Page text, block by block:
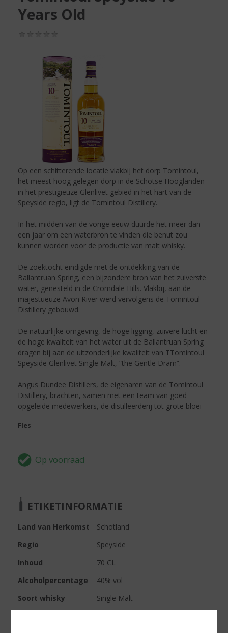
Years Old
Op een schitterende locatie vlakbij het dorp Tomintoul,
het meest hoog gelegen dorp in de Schotse Hooglanden
in het prestigieuze Glenlivet gebied in het hart van de
Speyside regio, ligt de Tomintoul Distillery.
In het midden van de vorige eeuw duurde het meer dan
een jaar om een waterbron te vinden die benut zou
kunnen worden voor de productie van malt whisky.
De zoektocht eindigde met de ontdekking van de
Ballantruan Spring, een bijzondere bron van het zuiverste
water, genesteld in de Cromdale Hills. Vlakbij, aan de
majestueuze Avon River werd vervolgens de Tomintoul
Distillery gebouwd.
De natuurlijke omgeving, de hoge ligging, zuivere lucht en
de hoge kwaliteit van het water uit de Ballantruan Spring
dragen bij aan de uitzonderlijke kwaliteit van TTomintoul
Speyside Glenlivet Single Malt, “the Gentle Dram”.
Angus Dundee Distillers, de eigenaren van de Tomintoul
Distillery, brachten, samen met een team van goed
opgeleide medewerkers, de distilleerderij tot grote bloei
Fles
ETIKETINFORMATIE
Land van Herkomst
Schotland
Regio
Speyside
Inhoud
70 CL
Alcoholpercentage
40% vol
Soort whisky
Single Malt